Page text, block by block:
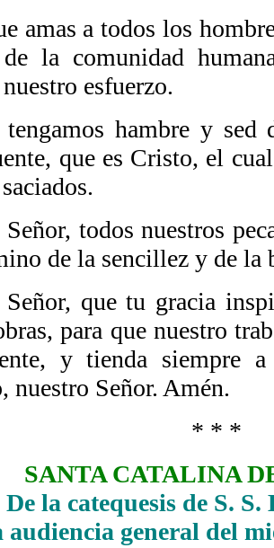
amas a todos los
de la comunidad
esfuerzo.
tengamos hambre y sed
que es Cristo, el
Señor, todos nuestros
de la sencillez y de la
Señor, que tu gracia
para que nuestro
y tienda siempre
nuestro Señor. Amén.
* * *
SANTA CATALINA
De la catequesis de S.
audiencia general del